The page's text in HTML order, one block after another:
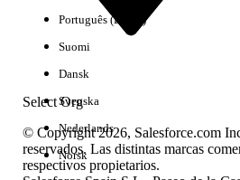
No hay
Select Org
Português (Brasil)
Suomi
Dansk
Svenska
Nederlands
Norsk
© Copyright 2026, Salesforce.com
reservados. Las distintas marcas
respectivos propietarios.